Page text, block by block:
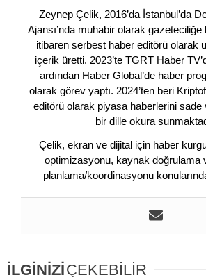
Zeynep Çelik, 2016’da İstanbul’da
Ajansı’nda muhabir olarak gazeteciliğe
itibaren serbest haber editörü olarak
içerik üretti. 2023’te TGRT Haber
ardından Haber Global’de haber
olarak görev yaptı. 2024’ten beri
editörü olarak piyasa haberlerini sade
bir dille okura
Çelik, ekran ve dijital için haber
optimizasyonu, kaynak doğrulama
planlama/koordinasyonu
İLGİNİZİÇEKEBİLİR